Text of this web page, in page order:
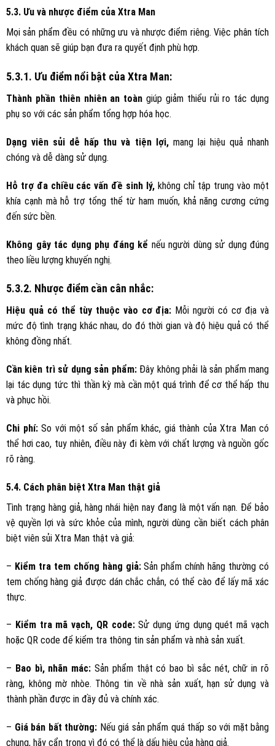
5.3. Ưu và nhược điểm của Xtra Man
Mọi sản phẩm đều có những ưu và nhược điểm riêng. Việc phân tích
khách quan sẽ giúp bạn đưa ra quyết định phù hợp.
5.3.1. Ưu điểm nổi bật của Xtra Man:
Thành phần thiên nhiên an toàn giúp giảm thiểu rủi ro tác dụng
phụ so với các sản phẩm tổng hợp hóa học.
Dạng viên sủi dễ hấp thu và tiện lợi, mang lại hiệu quả nhanh
chóng và dễ dàng sử dụng.
Hỗ trợ đa chiều các vấn đề sinh lý, không chỉ tập trung vào một
khía cạnh mà hỗ trợ tổng thể từ ham muốn, khả năng cương cứng
đến sức bền.
Không gây tác dụng phụ đáng kể nếu người dùng sử dụng đúng
theo liều lượng khuyến nghị.
5.3.2. Nhược điểm cần cân nhắc:
Hiệu quả có thể tùy thuộc vào cơ địa: Mỗi người có cơ địa và
mức độ tình trạng khác nhau, do đó thời gian và độ hiệu quả có thể
không đồng nhất.
Cần kiên trì sử dụng sản phẩm:Đây không phải là sản phẩm mang
lại tác dụng tức thì thần kỳ mà cần một quá trình để cơ thể hấp thu
và phục hồi.
Chi phí:So với một số sản phẩm khác, giá thành của Xtra Man có
thể hơi cao, tuy nhiên, điều này đi kèm với chất lượng và nguồn gốc
rõ ràng.
5.4. Cách phân biệt Xtra Man thật giả
Tình trạng hàng giả, hàng nhái hiện nay đang là một vấn nạn. Để bảo
vệ quyền lợi và sức khỏe của mình, người dùng cần biết cách phân
biệt viên sủi Xtra Man thật và giả:
– Kiểm tra tem chống hàng giả:Sản phẩm chính hãng thường có
tem chống hàng giả được dán chắc chắn, có thể cào để lấy mã xác
thực.
– Kiểm tra mã vạch, QR code:Sử dụng ứng dụng quét mã vạch
hoặc QR code để kiểm tra thông tin sản phẩm và nhà sản xuất.
– Bao bì, nhãn mác: Sản phẩm thật có bao bì sắc nét, chữ in rõ
ràng, không mờ nhòe. Thông tin về nhà sản xuất, hạn sử dụng và
thành phần được in đầy đủ và chính xác.
– Giá bán bất thường: Nếu giá sản phẩm quá thấp so với mặt bằng
chung, hãy cẩn trọng vì đó có thể là dấu hiệu của hàng giả.